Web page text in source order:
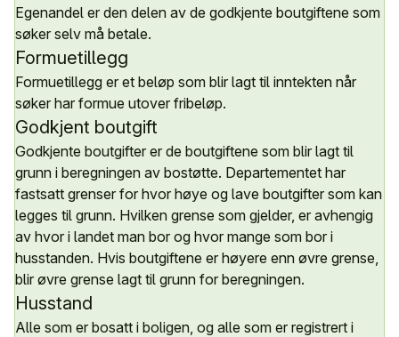
Egenandel er den delen av de godkjente boutgiftene som
søker selv må betale.
Formuetillegg
Formuetillegg er et beløp som blir lagt til inntekten når
søker har formue utover fribeløp.
Godkjent boutgift
Godkjente boutgifter er de boutgiftene som blir lagt til
grunn i beregningen av bostøtte. Departementet har
fastsatt grenser for hvor høye og lave boutgifter som kan
legges til grunn. Hvilken grense som gjelder, er avhengig
av hvor i landet man bor og hvor mange som bor i
husstanden. Hvis boutgiftene er høyere enn øvre grense,
blir øvre grense lagt til grunn for beregningen.
Husstand
Alle som er bosatt i boligen, og alle som er registrert i